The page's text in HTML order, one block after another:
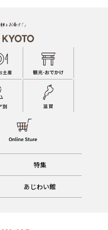
特集
あじわい館